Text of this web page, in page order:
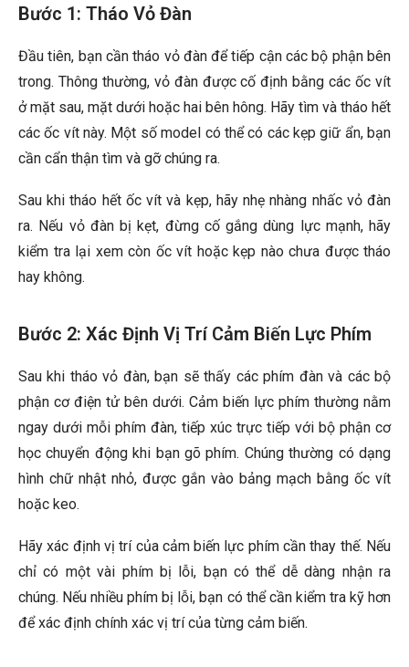
Bước 1: Tháo Vỏ Đàn
Đầu tiên, bạn cần tháo vỏ đàn để tiếp cận các bộ phận bên
trong. Thông thường, vỏ đàn được cố định bằng các ốc vít
ở mặt sau, mặt dưới hoặc hai bên hông. Hãy tìm và tháo hết
các ốc vít này. Một số model có thể có các kẹp giữ ẩn, bạn
cần cẩn thận tìm và gỡ chúng ra.
Sau khi tháo hết ốc vít và kẹp, hãy nhẹ nhàng nhấc vỏ đàn
ra. Nếu vỏ đàn bị kẹt, đừng cố gắng dùng lực mạnh, hãy
kiểm tra lại xem còn ốc vít hoặc kẹp nào chưa được tháo
hay không.
Bước 2: Xác Định Vị Trí Cảm Biến Lực Phím
Sau khi tháo vỏ đàn, bạn sẽ thấy các phím đàn và các bộ
phận cơ điện tử bên dưới. Cảm biến lực phím thường nằm
ngay dưới mỗi phím đàn, tiếp xúc trực tiếp với bộ phận cơ
học chuyển động khi bạn gõ phím. Chúng thường có dạng
hình chữ nhật nhỏ, được gắn vào bảng mạch bằng ốc vít
hoặc keo.
Hãy xác định vị trí của cảm biến lực phím cần thay thế. Nếu
chỉ có một vài phím bị lỗi, bạn có thể dễ dàng nhận ra
chúng. Nếu nhiều phím bị lỗi, bạn có thể cần kiểm tra kỹ hơn
để xác định chính xác vị trí của từng cảm biến.